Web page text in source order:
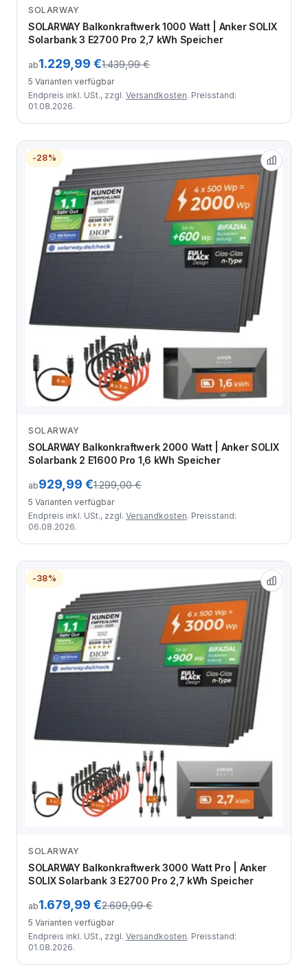
SOLARWAY
SOLARWAY Balkonkraftwerk 1000 Watt | Anker SOLIX
Solarbank 3 E2700 Pro 2,7 kWh Speicher
ab1.229,99 €1.439,99 €
5 Varianten verfügbar
Endpreis inkl. USt., zzgl. Versandkosten. Preisstand:
01.08.2026.
-28%
SOLARWAY
SOLARWAY Balkonkraftwerk 2000 Watt | Anker SOLIX
Solarbank 2 E1600 Pro 1,6 kWh Speicher
ab929,99 €1.299,00 €
5 Varianten verfügbar
Endpreis inkl. USt., zzgl. Versandkosten. Preisstand:
06.08.2026.
-38%
SOLARWAY
SOLARWAY Balkonkraftwerk 3000 Watt Pro | Anker
SOLIX Solarbank 3 E2700 Pro 2,7 kWh Speicher
ab1.679,99 €2.699,99 €
5 Varianten verfügbar
Endpreis inkl. USt., zzgl. Versandkosten. Preisstand:
01.08.2026.